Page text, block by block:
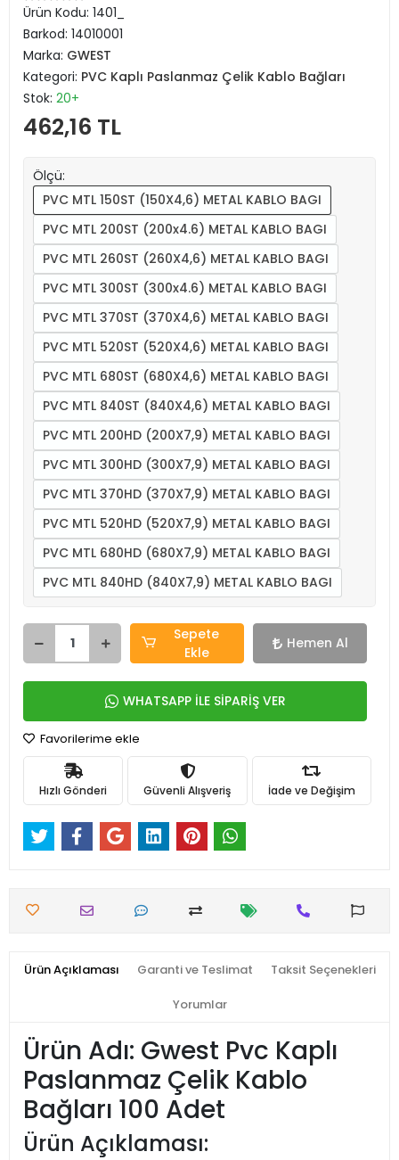
Ürün Kodu: 1401_
Barkod: 14010001
Marka: GWEST
Kategori: PVC Kaplı Paslanmaz Çelik Kablo Bağları
Stok: 20+
462,16 TL
Ölçü:
PVC MTL 150ST (150X4,6) METAL KABLO BAGI
PVC MTL 200ST (200x4.6) METAL KABLO BAGI
PVC MTL 260ST (260X4,6) METAL KABLO BAGI
PVC MTL 300ST (300x4.6) METAL KABLO BAGI
PVC MTL 370ST (370X4,6) METAL KABLO BAGI
PVC MTL 520ST (520X4,6) METAL KABLO BAGI
PVC MTL 680ST (680X4,6) METAL KABLO BAGI
PVC MTL 840ST (840X4,6) METAL KABLO BAGI
PVC MTL 200HD (200X7,9) METAL KABLO BAGI
PVC MTL 300HD (300X7,9) METAL KABLO BAGI
PVC MTL 370HD (370X7,9) METAL KABLO BAGI
PVC MTL 520HD (520X7,9) METAL KABLO BAGI
PVC MTL 680HD (680X7,9) METAL KABLO BAGI
PVC MTL 840HD (840X7,9) METAL KABLO BAGI
Sepete
Ekle
Hemen Al
WHATSAPP İLE SİPARİŞ VER
Favorilerime ekle
Hızlı Gönderi Güvenli Alışveriş İade ve Değişim
Ürün Açıklaması Garanti ve Teslimat Taksit Seçenekleri
Yorumlar
Ürün Adı: Gwest Pvc Kaplı
Paslanmaz Çelik Kablo
Bağları 100 Adet
Ürün Açıklaması: